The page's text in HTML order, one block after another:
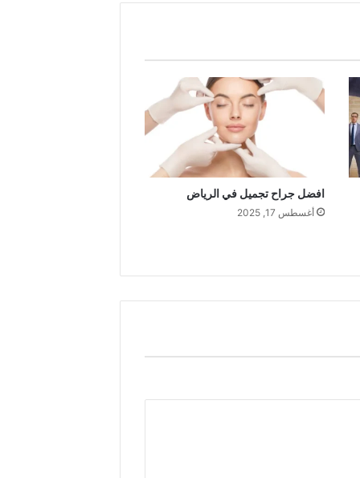
افضل جراح تجميل في الرياض
أغسطس 17, 2025